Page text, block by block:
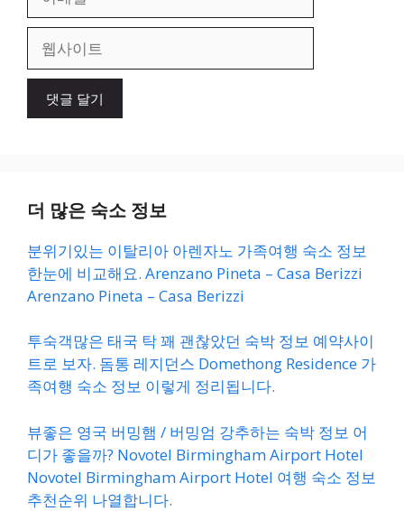
일
이
더 많은 숙소 정보
분위기있는 이탈리아 아렌자노 가족여행 숙소 정보
한눈에 비교해요. Arenzano Pineta – Casa Berizzi
Arenzano Pineta – Casa Berizzi
투숙객많은 태국 탁 꽤 괜찮았던 숙박 정보 예약사이
트로 보자. 돔통 레지던스 Domethong Residence 가
족여행 숙소 정보 이렇게 정리됩니다.
뷰좋은 영국 버밍햄 / 버밍엄 강추하는 숙박 정보 어
디가 좋을까? Novotel Birmingham Airport Hotel
Novotel Birmingham Airport Hotel 여행 숙소 정보
추천순위 나열합니다.